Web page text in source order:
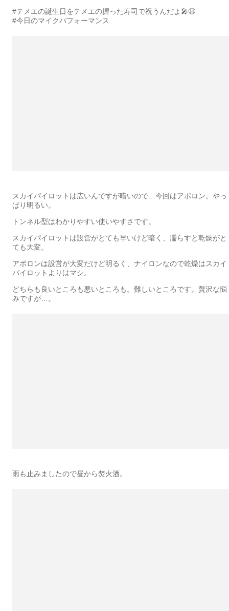
#テメエの誕生日をテメエの握った寿司で祝うんだよ🎤😆
#今日のマイクパフォーマンス
スカイパイロットは広いんですが暗いので…今回はアポロン。やっ
ぱり明るい。
トンネル型はわかりやすい使いやすさです。
スカイパイロットは設営がとても早いけど暗く、濡らすと乾燥がと
ても大変。
アポロンは設営が大変だけど明るく、ナイロンなので乾燥はスカイ
パイロットよりはマシ。
どちらも良いところも悪いところも。難しいところです。贅沢な悩
みですが…。
雨も止みましたので昼から焚火酒。